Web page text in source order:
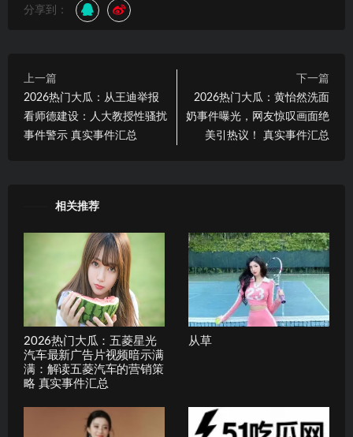
分享到：
上一篇
2026热门大瓜：从王迪举报
看师德建设：人大教授性骚扰
事件警示 真实事件汇总
下一篇
2026热门大瓜：黄怡然洗面
奶事件曝光，网友惊叹画面绝
美引热议！ 真实事件汇总
相关推荐
2026热门大瓜：五菱星光
汽车最新广告片视频暗示满
满：解读五菱汽车的营销策
略 真实事件汇总
从草